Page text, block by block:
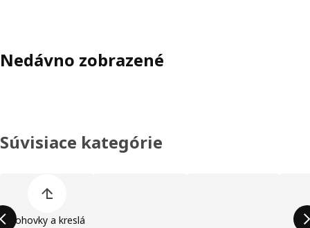
Nedávno zobrazené
Súvisiace kategórie
Pohovky a kreslá